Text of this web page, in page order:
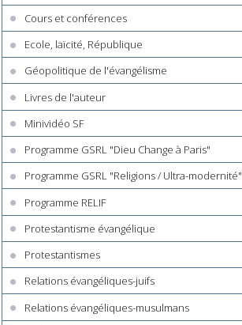
Cours et conférences
Ecole, laïcité, République
Géopolitique de l'évangélisme
Livres de l'auteur
Minividéo SF
Programme GSRL "Dieu Change à Paris"
Programme GSRL "Religions / Ultra-modernité"
Programme RELIF
Protestantisme évangélique
Protestantismes
Relations évangéliques-juifs
Relations évangéliques-musulmans